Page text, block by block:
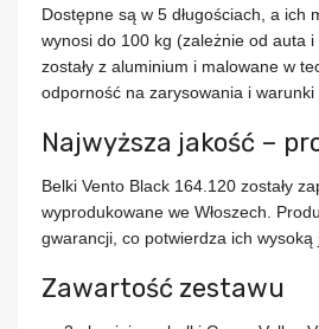
Dostępne są w 5 długościach, a ich
wynosi do 100 kg (zależnie od auta
zostały z aluminium i malowane w
odporność na zarysowania i
Najwyższa jakość –
Belki Vento Black 164.120 zostały
wyprodukowane we Włoszech.
gwarancji, co potwierdza ich
Zawartość zestawu